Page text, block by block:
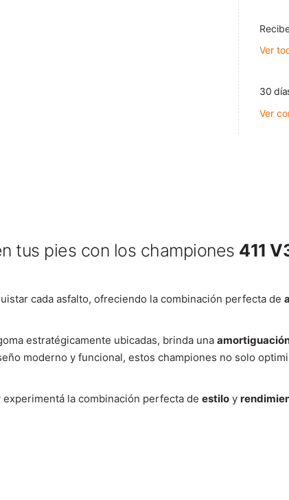
Ver
30
Ver
tus pies con los championes 411
cada asfalto, ofreciendo la combinación perfecta de
estratégicamente ubicadas, brinda una
moderno y funcional, estos championes no solo
experimentá la combinación perfecta de estilo y